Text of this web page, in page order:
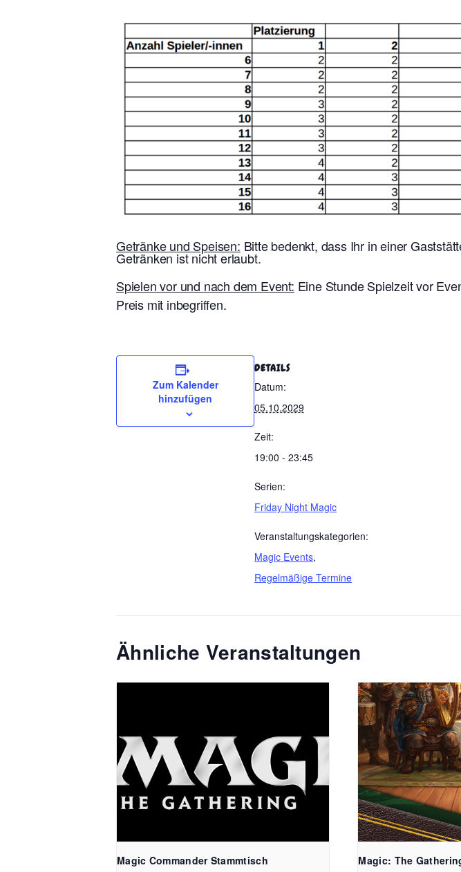
Getränke und Speisen: Bitte bedenkt, dass Ihr in einer
Getränken ist nicht erlaubt.
Spielen vor und nach dem Event: Eine Stunde Spielzeit vor
Preis mit inbegriffen.
Zum Kalender
hinzufügen
DETAILS
Datum:
05.10.2029
Zeit:
19:00 - 23:45
Serien:
Friday Night Magic
Veranstaltungskategorien:
Magic Events,
Regelmäßige Termine
Ähnliche Veranstaltungen
Magic Commander Stammtisch
Magic: The